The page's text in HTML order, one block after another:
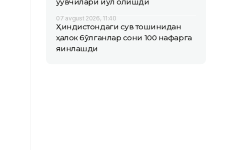
07 avgust 2026, 11:40
Ҳиндистондаги сув тошқинидан
ҳалок бўлганлар сони 100 нафарга
яқинлашди